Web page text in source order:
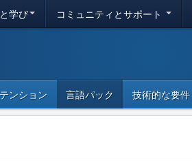
学び コミュニティとサポート
ンション 言語パック 技術的な要件